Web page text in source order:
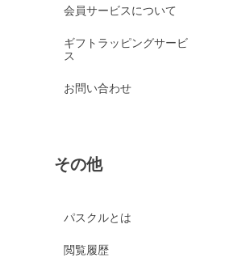
会員サービスについて
ギフトラッピングサービ
ス
お問い合わせ
その他
パスクルとは
閲覧履歴